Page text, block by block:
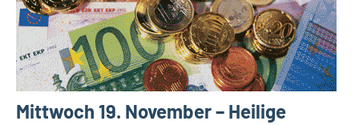
Mittwoch 19. November – Heilige